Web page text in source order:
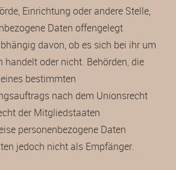
Einrichtung oder andere Stelle,
Daten offengelegt
davon, ob es sich bei ihr um
handelt oder nicht. Behörden, die
bestimmten
nach dem Unionsrecht
der Mitgliedstaaten
personenbezogene Daten
jedoch nicht als Empfänger.